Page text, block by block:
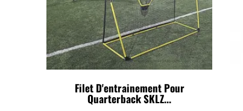
Filet D'entrainement Pour
Quarterback SKLZ...